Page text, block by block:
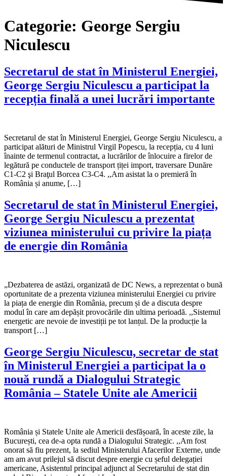
Categorie: George Sergiu
Niculescu
Secretarul de stat în Ministerul Energiei,
George Sergiu Niculescu a participat la
recepția finală a unei lucrări importante
Secretarul de stat în Ministerul Energiei, George Sergiu Niculescu, a
participat alături de Ministrul Virgil Popescu, la recepția, cu 4 luni
înainte de termenul contractat, a lucrărilor de înlocuire a firelor de
legătură pe conductele de transport țiței import, traversare Dunăre
C1-C2 şi Braţul Borcea C3-C4. ,,Am asistat la o premieră în
România și anume, […]
Secretarul de stat în Ministerul Energiei,
George Sergiu Niculescu a prezentat
viziunea ministerului cu privire la piața
de energie din România
„Dezbaterea de astăzi, organizată de DC News, a reprezentat o bună
oportunitate de a prezenta viziunea ministerului Energiei cu privire
la piața de energie din România, precum și de a discuta despre
modul în care am depășit provocările din ultima perioadă. ,,Sistemul
energetic are nevoie de investiții pe tot lanțul. De la producție la
transport […]
George Sergiu Niculescu, secretar de stat
în Ministerul Energiei a participat la o
nouă rundă a Dialogului Strategic
România – Statele Unite ale Americii
România și Statele Unite ale Americii desfășoară, în aceste zile, la
București, cea de-a opta rundă a Dialogului Strategic. ,,Am fost
onorat să fiu prezent, la sediul Ministerului Afacerilor Externe, unde
am am avut prilejul să discut despre energie cu șeful delegației
americane, Asistentul principal adjunct al Secretarului de stat din